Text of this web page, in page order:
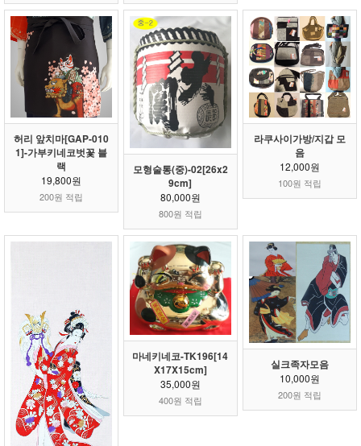
허리 앞치마[GAP-010
1]-가부키네코벗꽃 블
랙
19,800원
200원 적립
모형술통(중)-02[26x2
9cm]
80,000원
800원 적립
라쿠사이가방/지갑 모
음
12,000원
100원 적립
마네키네코-TK196[14
X17X15cm]
35,000원
400원 적립
실크족자모음
10,000원
200원 적립